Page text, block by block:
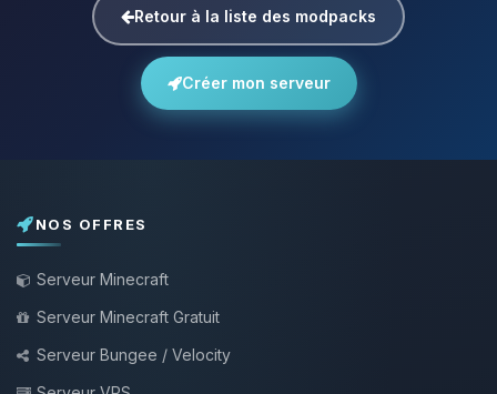
Retour à la liste des modpacks
Créer mon serveur
NOS OFFRES
Serveur Minecraft
Serveur Minecraft Gratuit
Serveur Bungee / Velocity